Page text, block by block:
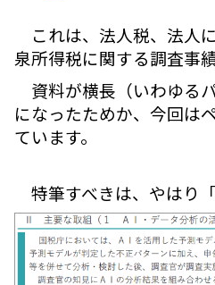
これは、法人税、法人
泉所得税に関する調査事
資料が横長（いわゆる
になったためか、今回は
ています。
特筆すべきは、やはり